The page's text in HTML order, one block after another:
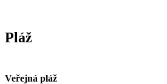
Pláž
Veřejná pláž